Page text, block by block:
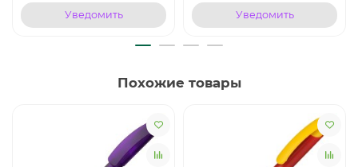
Уведомить Уведомить
Похожие товары